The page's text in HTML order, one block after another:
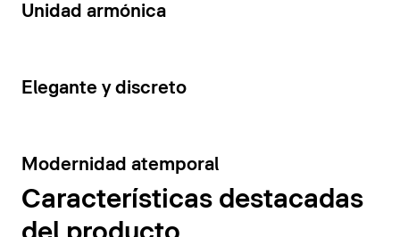
14
Unidad armónica
15
Elegante y discreto
10
Modernidad atemporal
Características destacadas